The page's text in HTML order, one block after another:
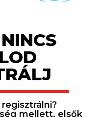
mellett, elsők